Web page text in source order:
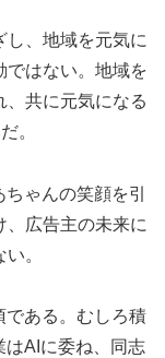
し、地域を元気に
ではない。地域を
、共に元気になる
。
ゃんの笑顔を引
、広告主の未来に
。
である。むしろ積
はAIに委ね、同志